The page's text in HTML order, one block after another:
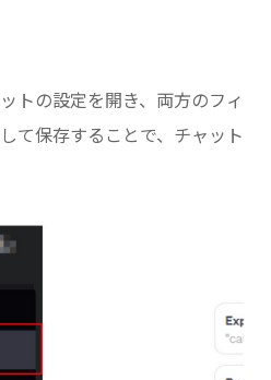
トの設定を開き、両方のフィ
て保存することで、チャット